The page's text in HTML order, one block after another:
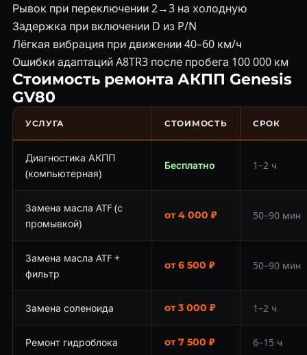
Рывок при переключении 2→3 на холодную
Задержка при включении D из P/N
Лёгкая вибрация при движении 40–60 км/ч
Ошибки адаптаций A8TR3 после пробега 100 000 км
Стоимость ремонта АКПП Genesis
GV80
УСЛУГА СТОИМОСТЬ СРОК
Диагностика АКПП
(компьютерная)
Бесплатно 1–2 ч
Замена масла ATF (с
промывкой)
от 4 000 ₽ 50–90 мин
Замена масла ATF +
фильтр
от 6 500 ₽ 50–90 мин
Замена соленоида от 3 000 ₽ 1–2 ч
Ремонт гидроблока от 7 500 ₽ 6–15 ч